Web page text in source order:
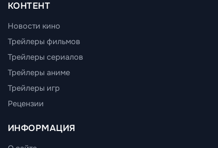
КОНТЕНТ
Новости кино
Трейлеры фильмов
Трейлеры сериалов
Трейлеры аниме
Трейлеры игр
Рецензии
ИНФОРМАЦИЯ